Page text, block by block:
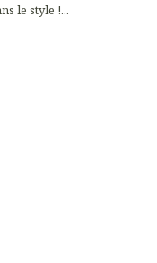
le style !...